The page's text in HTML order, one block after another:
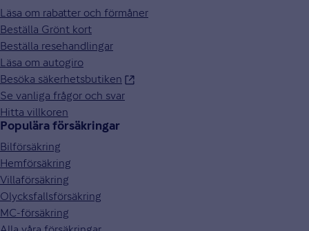
Läsa om rabatter och förmåner
Beställa Grönt kort
Beställa resehandlingar
Läsa om autogiro
Besöka säkerhetsbutiken
Se vanliga frågor och svar
Hitta villkoren
Populära försäkringar
Bilförsäkring
Hemförsäkring
Villaförsäkring
Olycksfallsförsäkring
MC-försäkring